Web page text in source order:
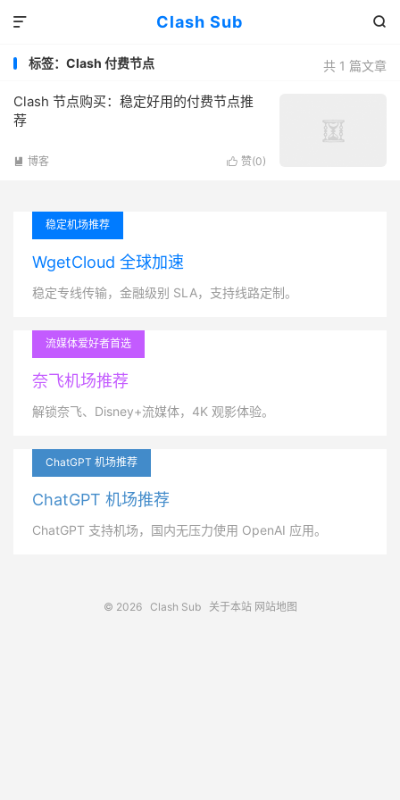
Clash Sub 

共 1 篇文章
标签：Clash 付费节点
Clash 节点购买：稳定好用的付费节点推
荐
 赞(0)
 博客
稳定机场推荐
WgetCloud 全球加速
稳定专线传输，金融级别 SLA，支持线路定制。
流媒体爱好者首选
奈飞机场推荐
解锁奈飞、Disney+流媒体，4K 观影体验。
ChatGPT 机场推荐
ChatGPT 机场推荐
ChatGPT 支持机场，国内无压力使用 OpenAI 应用。
© 2026 Clash Sub 关于本站 网站地图